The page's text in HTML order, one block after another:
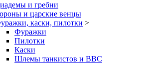
и гребни
и царские венцы
каски, пилотки >
Фуражки
Пилотки
Каски
Шлемы танкистов и ВВС